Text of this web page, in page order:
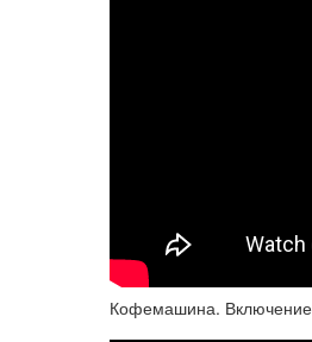
Кофемашина. Включение